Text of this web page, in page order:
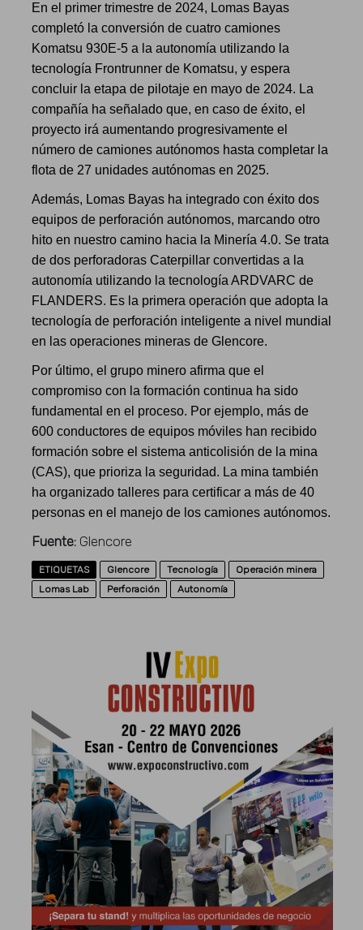
En el primer trimestre de 2024, Lomas Bayas
completó la conversión de cuatro camiones
Komatsu 930E-5 a la autonomía utilizando la
tecnología Frontrunner de Komatsu, y espera
concluir la etapa de pilotaje en mayo de 2024. La
compañía ha señalado que, en caso de éxito, el
proyecto irá aumentando progresivamente el
número de camiones autónomos hasta completar la
flota de 27 unidades autónomas en 2025.
Además, Lomas Bayas ha integrado con éxito dos
equipos de perforación autónomos, marcando otro
hito en nuestro camino hacia la Minería 4.0. Se trata
de dos perforadoras Caterpillar convertidas a la
autonomía utilizando la tecnología ARDVARC de
FLANDERS. Es la primera operación que adopta la
tecnología de perforación inteligente a nivel mundial
en las operaciones mineras de Glencore.
Por último, el grupo minero afirma que el
compromiso con la formación continua ha sido
fundamental en el proceso. Por ejemplo, más de
600 conductores de equipos móviles han recibido
formación sobre el sistema anticolisión de la mina
(CAS), que prioriza la seguridad. La mina también
ha organizado talleres para certificar a más de 40
personas en el manejo de los camiones autónomos.
Fuente: Glencore
ETIQUETAS Glencore Tecnología
Operación minera
Lomas Lab
Perforación Autonomía